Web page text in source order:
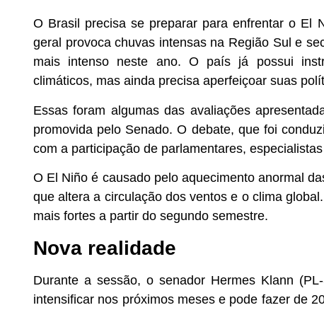
O Brasil precisa se preparar para enfrentar o
geral provoca chuvas intensas na Região Sul e
mais intenso neste ano. O país já possui
climáticos, mas ainda precisa aperfeiçoar suas
Essas foram algumas das avaliações
promovida pelo Senado. O debate, que foi
com a participação de parlamentares,
O El Niño é causado pelo aquecimento anormal
que altera a circulação dos ventos e o clima glob
mais fortes a partir do segundo semestre.
Nova realidade
Durante a sessão, o senador Hermes Klann
intensificar nos próximos meses e pode fazer de